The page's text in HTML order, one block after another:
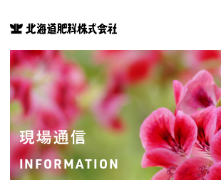
現場通信
INFORMATION